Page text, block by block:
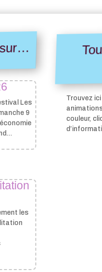
Les
9
les
Trouvez
couleur,